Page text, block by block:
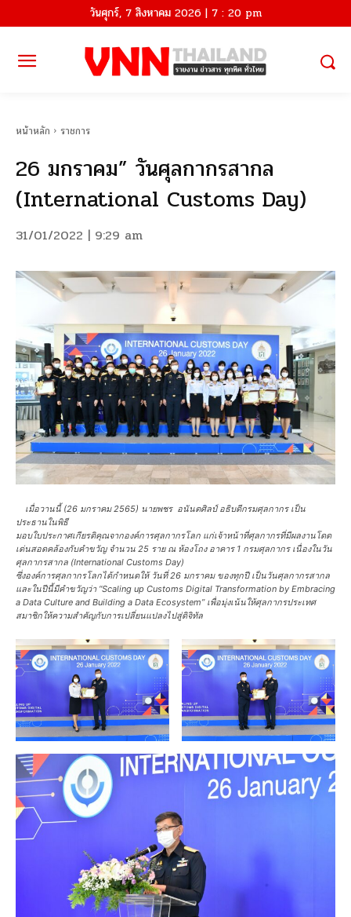
วันศุกร์, 7 สิงหาคม 2026 | 7 : 20 pm
หน้าหลัก ราชการ
26 มกราคม” วันศุลกากรสากล
(International Customs Day)
31/01/2022 | 9:29 am
เมื่อวานนี้ (26 มกราคม 2565) นายพชร อนันตศิลป์ อธิบดีกรมศุลกากร เป็น
ประธานในพิธี
มอบใบประกาศเกียรติคุณจากองค์การศุลกากรโลก แก่เจ้าหน้าที่ศุลกากรที่มีผลงานโดด
เด่นสอดคล้องกับคำขวัญ จำนวน 25 ราย ณ ห้องโถง อาคาร 1 กรมศุลกากร เนื่องในวัน
ศุลกากรสากล (International Customs Day)
ซึ่งองค์การศุลกากรโลกได้กำหนดให้ วันที่ 26 มกราคม ของทุกปี เป็นวันศุลกากรสากล
และในปีนี้มีคำขวัญว่า “Scaling up Customs Digital Transformation by Embracing
a Data Culture and Building a Data Ecosystem” เพื่อมุ่งเน้นให้ศุลกากรประเทศ
สมาชิกให้ความสำคัญกับการเปลี่ยนแปลงไปสู่ดิจิทัล